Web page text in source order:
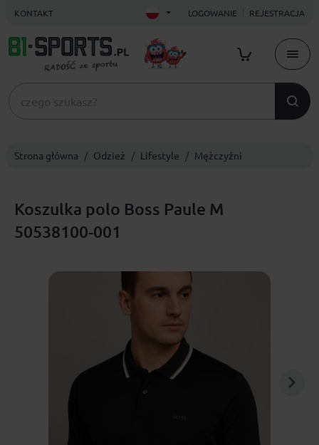
KONTAKT LOGOWANIE REJESTRACJA
Strona główna Odzież Lifestyle Mężczyźni
Koszulka polo Boss Paule M
50538100-001